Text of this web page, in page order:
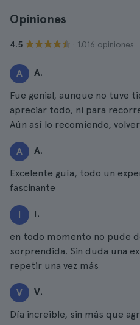
Opiniones
4.5 · 1.016 opiniones
A A.
Fue genial, aunque no tuve
apreciar todo, ni para
Aún así lo recomiendo,
A A.
Excelente guía, todo un
fascinante
I I.
en todo momento no pude
sorprendida. Sin duda una
repetir una vez más
V V.
Día increible, sin más que